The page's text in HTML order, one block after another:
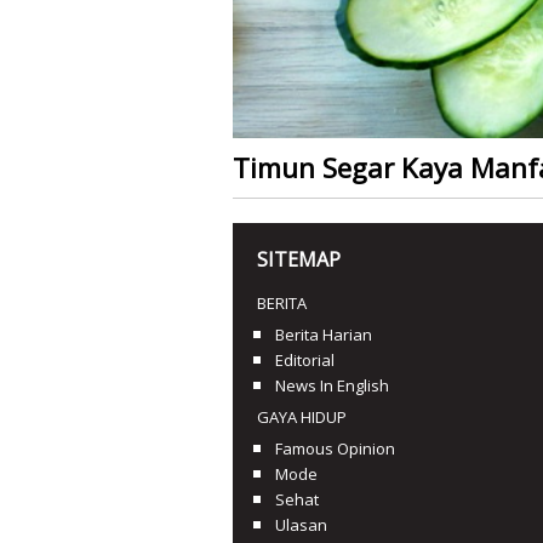
Timun Segar Kaya
SITEMAP
BERITA
Berita Harian
Editorial
News In English
GAYA HIDUP
Famous Opinion
Mode
Sehat
Ulasan